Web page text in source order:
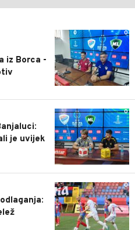
0
iz Borca -
0
je uvijek
0